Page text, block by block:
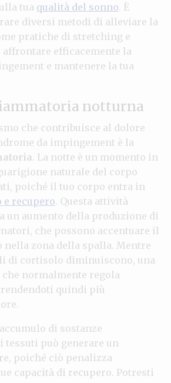
tua qualità del sonno. È
diversi metodi di alleviare la
pratiche di stretching e
affrontare efficacemente la
e mantenere la tua
notturna
che contribuisce al dolore
da impingement è la
. La notte è un momento in
naturale del corpo
poiché il tuo corpo entra in
e recupero. Questa attività
un aumento della produzione di
che possono accentuare il
nella zona della spalla. Mentre
di cortisolo diminuiscono, una
normalmente regola
quindi più
di sostanze
può generare un
poiché ciò penalizza
capacità di recupero. Potresti